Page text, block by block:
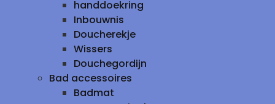
handdoekring
Inbouwnis
Doucherekje
Wissers
Douchegordijn
Bad accessoires
Badmat